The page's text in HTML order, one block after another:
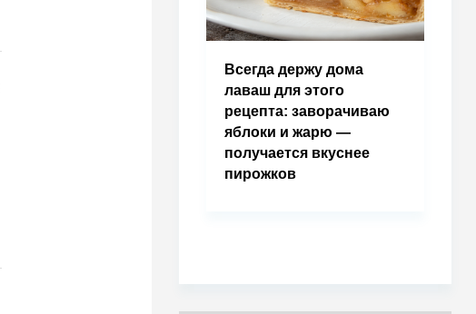
Всегда держу дома
лаваш для этого
рецепта: заворачиваю
яблоки и жарю —
получается вкуснее
пирожков